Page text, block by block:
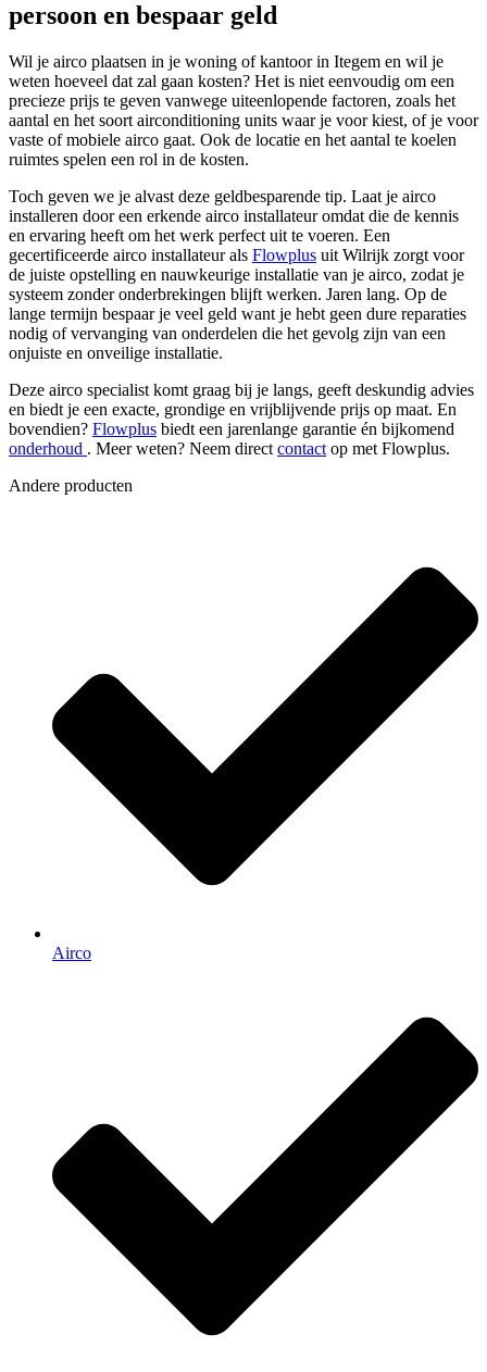
persoon en bespaar geld
Wil je airco plaatsen in je woning of kantoor in Itegem en wil je
weten hoeveel dat zal gaan kosten? Het is niet eenvoudig om een
precieze prijs te geven vanwege uiteenlopende factoren, zoals het
aantal en het soort airconditioning units waar je voor kiest, of je voor
vaste of mobiele airco gaat. Ook de locatie en het aantal te koelen
ruimtes spelen een rol in de kosten.
Toch geven we je alvast deze geldbesparende tip. Laat je airco
installeren door een erkende airco installateur omdat die de kennis
en ervaring heeft om het werk perfect uit te voeren. Een
gecertificeerde airco installateur als Flowplus uit Wilrijk zorgt voor
de juiste opstelling en nauwkeurige installatie van je airco, zodat je
systeem zonder onderbrekingen blijft werken. Jaren lang. Op de
lange termijn bespaar je veel geld want je hebt geen dure reparaties
nodig of vervanging van onderdelen die het gevolg zijn van een
onjuiste en onveilige installatie.
Deze airco specialist komt graag bij je langs, geeft deskundig advies
en biedt je een exacte, grondige en vrijblijvende prijs op maat. En
bovendien? Flowplus biedt een jarenlange garantie én bijkomend
onderhoud . Meer weten? Neem direct contact op met Flowplus.
Andere producten
Airco